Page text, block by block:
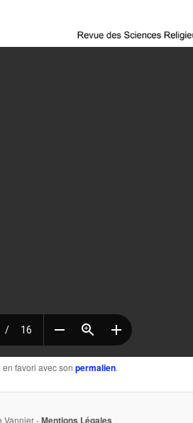
en favori avec son permalien.
Vannier -Mentions Légales